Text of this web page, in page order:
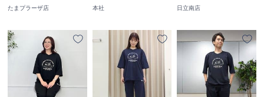
たまプラーザ店
本社
日立南店